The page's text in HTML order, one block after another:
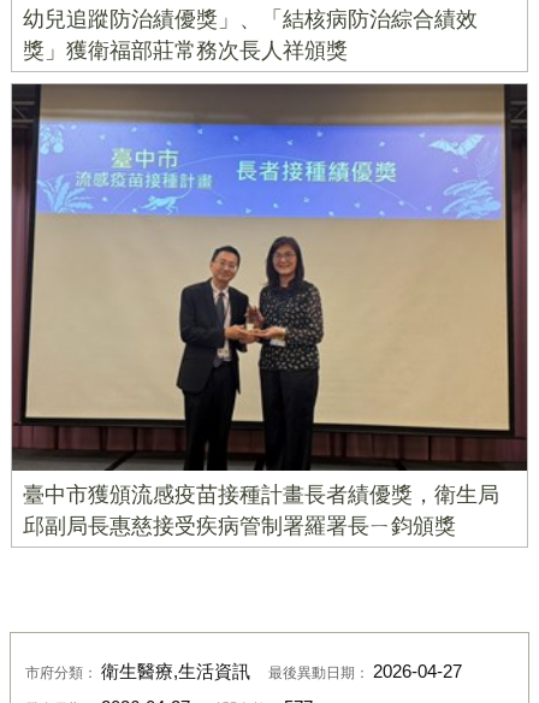
幼兒追蹤防治績優獎」、「結核病防治綜合績效
獎」獲衛福部莊常務次長人祥頒獎
臺中市獲頒流感疫苗接種計畫長者績優獎，衛生局
邱副局長惠慈接受疾病管制署羅署長ㄧ鈞頒獎
市府分類： 衛生醫療,生活資訊 最後異動日期： 2026-04-27